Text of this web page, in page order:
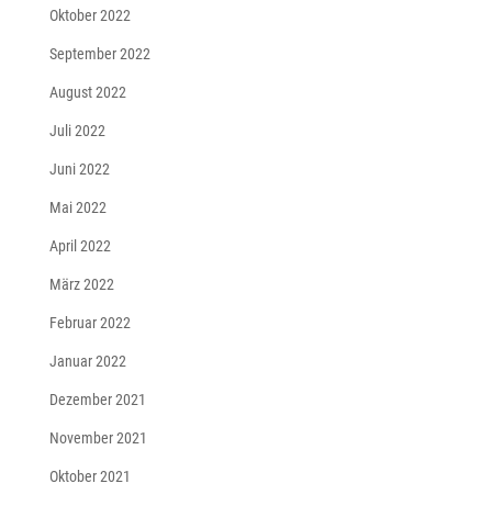
Oktober 2022
September 2022
August 2022
Juli 2022
Juni 2022
Mai 2022
April 2022
März 2022
Februar 2022
Januar 2022
Dezember 2021
November 2021
Oktober 2021